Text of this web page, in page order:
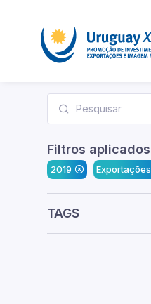
Filtros aplicados
2019 Exportações
TAGS